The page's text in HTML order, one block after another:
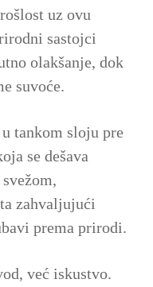
uz ovu
sastojci
olakšanje, dok
suvoće.
tankom sloju pre
se dešava
zahvaljujući
prema prirodi.
već iskustvo.